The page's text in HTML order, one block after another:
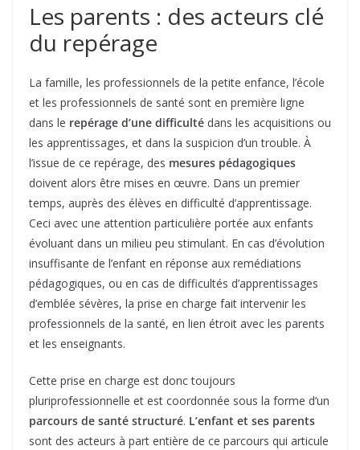
Les parents : des acteurs clé
du repérage
La famille, les professionnels de la petite enfance, l’école
et les professionnels de santé sont en première ligne
dans le repérage d’une difficulté dans les acquisitions ou
les apprentissages, et dans la suspicion d’un trouble. À
l’issue de ce repérage, des mesures pédagogiques
doivent alors être mises en œuvre. Dans un premier
temps, auprès des élèves en difficulté d’apprentissage.
Ceci avec une attention particulière portée aux enfants
évoluant dans un milieu peu stimulant. En cas d’évolution
insuffisante de l’enfant en réponse aux remédiations
pédagogiques, ou en cas de difficultés d’apprentissages
d’emblée sévères, la prise en charge fait intervenir les
professionnels de la santé, en lien étroit avec les parents
et les enseignants.
Cette prise en charge est donc toujours
pluriprofessionnelle et est coordonnée sous la forme d’un
parcours de santé structuré. L’enfant et ses parents
sont des acteurs à part entière de ce parcours qui articule